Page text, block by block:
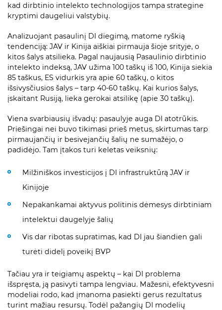
kad dirbtinio intelekto technologijos tampa strategine
kryptimi daugeliui valstybių.
Analizuojant pasaulinį DI diegimą, matome ryškią
tendenciją: JAV ir Kinija aiškiai pirmauja šioje srityje, o
kitos šalys atsilieka. Pagal naujausią Pasaulinio dirbtinio
intelekto indeksą, JAV užima 100 taškų iš 100, Kinija siekia
85 taškus, ES vidurkis yra apie 60 taškų, o kitos
išsivysčiusios šalys – tarp 40-60 taškų. Kai kurios šalys,
įskaitant Rusiją, lieka gerokai atsilikę (apie 30 taškų).
Viena svarbiausių išvadų: pasaulyje auga DI atotrūkis.
Priešingai nei buvo tikimasi prieš metus, skirtumas tarp
pirmaujančių ir besivejančių šalių ne sumažėjo, o
padidėjo. Tam įtakos turi keletas veiksnių:
Milžiniškos investicijos į DI infrastruktūrą JAV ir
Kinijoje
Nepakankamai aktyvus politinis dėmesys dirbtiniam
intelektui daugelyje šalių
Vis dar ribotas supratimas, kad DI jau šiandien gali
turėti didelį poveikį BVP
Tačiau yra ir teigiamų aspektų – kai DI problema
išspręsta, ją pasivyti tampa lengviau. Mažesni, efektyvesni
modeliai rodo, kad įmanoma pasiekti gerus rezultatus
turint mažiau resursų. Todėl pažangių DI modelių